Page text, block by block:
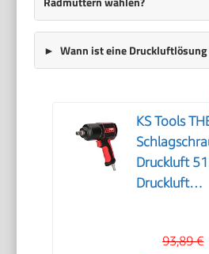
Wann ist eine Druckluftlösung
KS Tools
Druckluft
Druckluft
93,89 €